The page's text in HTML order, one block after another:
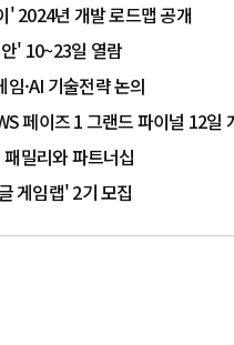
' 2024년 개발 로드맵 공개
' 10~23일 열람
·AI 기술전략 논의
페이즈 1 그랜드 파이널 12일
밀리와 파트너십
게임랩' 2기 모집